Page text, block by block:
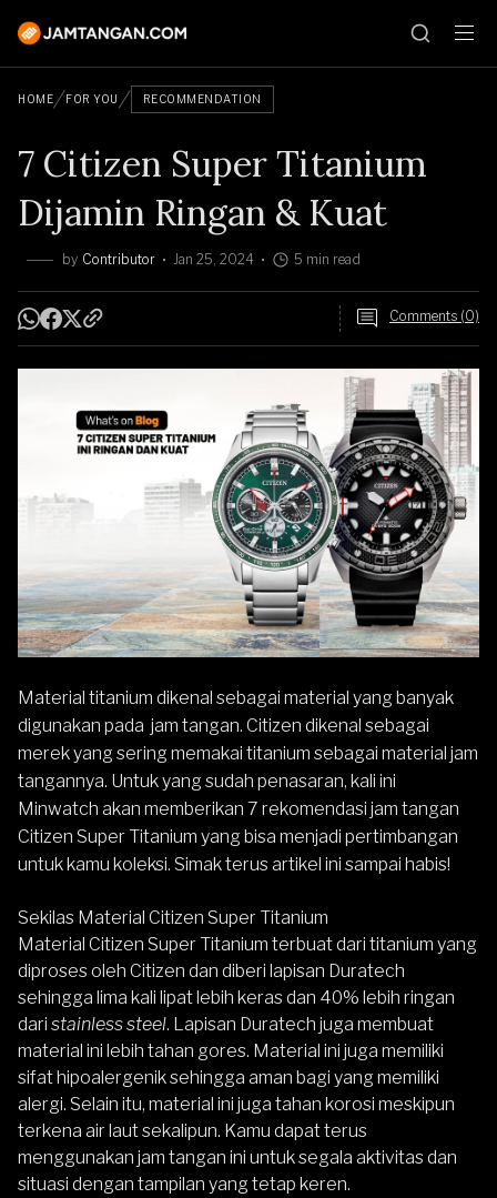
HOME FOR YOU RECOMMENDATION
7 Citizen Super Titanium
Dijamin Ringan & Kuat
by Contributor Jan 25, 2024 5 min read
Comments (0)
Material titanium dikenal sebagai material yang banyak
digunakan pada jam tangan. Citizen dikenal sebagai
merek yang sering memakai titanium sebagai material jam
tangannya. Untuk yang sudah penasaran, kali ini
Minwatch akan memberikan 7 rekomendasi jam tangan
Citizen Super Titanium yang bisa menjadi pertimbangan
untuk kamu koleksi. Simak terus artikel ini sampai habis!
Sekilas Material Citizen Super Titanium
Material Citizen Super Titanium terbuat dari titanium yang
diproses oleh Citizen dan diberi lapisan Duratech
sehingga lima kali lipat lebih keras dan 40% lebih ringan
dari stainless steel. Lapisan Duratech juga membuat
material ini lebih tahan gores. Material ini juga memiliki
sifat hipoalergenik sehingga aman bagi yang memiliki
alergi. Selain itu, material ini juga tahan korosi meskipun
terkena air laut sekalipun. Kamu dapat terus
menggunakan jam tangan ini untuk segala aktivitas dan
situasi dengan tampilan yang tetap keren.